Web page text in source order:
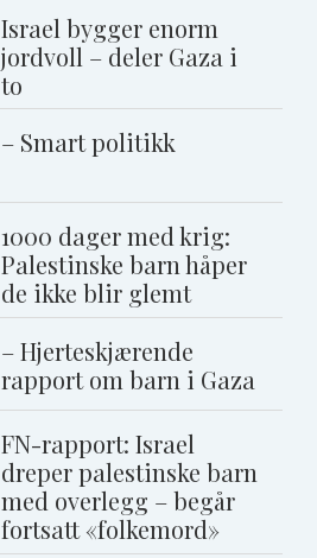
Israel bygger enorm
jordvoll – deler Gaza i
to
– Smart politikk
1000 dager med krig:
Palestinske barn håper
de ikke blir glemt
– Hjerteskjærende
rapport om barn i Gaza
FN-rapport: Israel
dreper palestinske barn
med overlegg – begår
fortsatt «folkemord»